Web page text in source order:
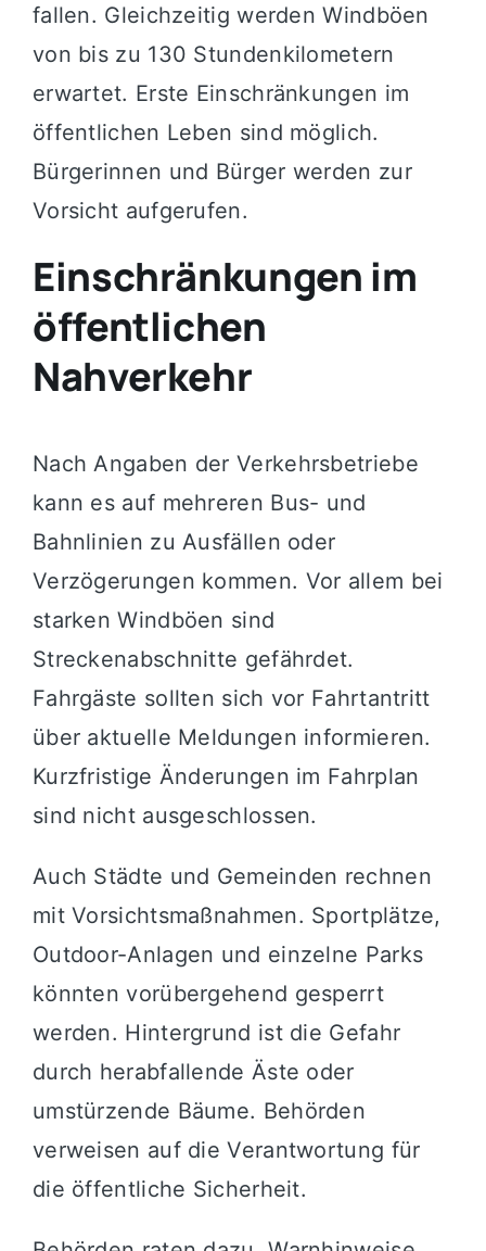
fallen. Gleichzeitig werden Windböen
von bis zu 130 Stundenkilometern
erwartet. Erste Einschränkungen im
öffentlichen Leben sind möglich.
Bürgerinnen und Bürger werden zur
Vorsicht aufgerufen.
Einschränkungen im
öffentlichen
Nahverkehr
Nach Angaben der Verkehrsbetriebe
kann es auf mehreren Bus- und
Bahnlinien zu Ausfällen oder
Verzögerungen kommen. Vor allem bei
starken Windböen sind
Streckenabschnitte gefährdet.
Fahrgäste sollten sich vor Fahrtantritt
über aktuelle Meldungen informieren.
Kurzfristige Änderungen im Fahrplan
sind nicht ausgeschlossen.
Auch Städte und Gemeinden rechnen
mit Vorsichtsmaßnahmen. Sportplätze,
Outdoor-Anlagen und einzelne Parks
könnten vorübergehend gesperrt
werden. Hintergrund ist die Gefahr
durch herabfallende Äste oder
umstürzende Bäume. Behörden
verweisen auf die Verantwortung für
die öffentliche Sicherheit.